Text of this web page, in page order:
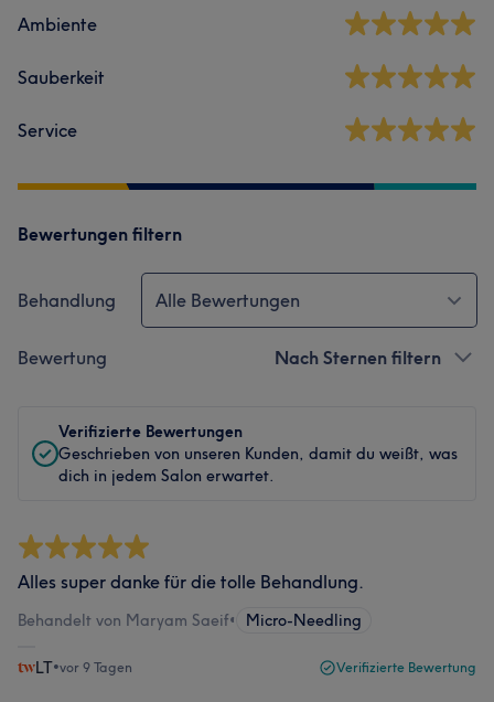
Ambiente
Sauberkeit
Service
Bewertungen filtern
Behandlung Alle Bewertungen
Bewertung Nach Sternen filtern
Verifizierte Bewertungen
Geschrieben von unseren Kunden, damit du weißt, was
dich in jedem Salon erwartet.
Alles super danke für die tolle Behandlung.
Behandelt von Maryam Saeif• Micro-Needling
LT•vor 9 Tagen Verifizierte Bewertung